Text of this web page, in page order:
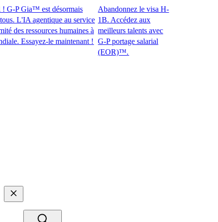
Gia™ est désormais
L'IA agentique au service
ressources humaines à
Essayez-le maintenant !​​
Abandonnez le visa H-
1B. Accédez aux
meilleurs talents avec
G-P portage salarial
(EOR)™.​​